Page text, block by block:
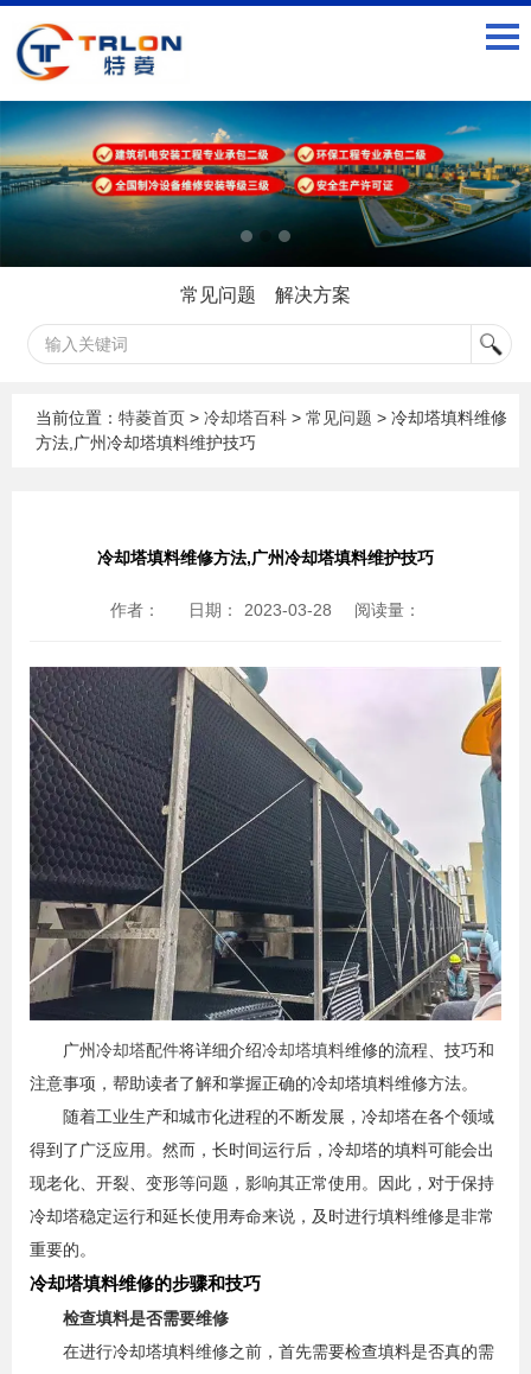
常见问题 解决方案
当前位置： 特菱首页 > 冷却塔百科 > 常见问题 > 冷却塔填料维修
方法,广州冷却塔填料维护技巧
冷却塔填料维修方法,广州冷却塔填料维护技巧
作者： 日期： 2023-03-28 阅读量：
广州冷却塔配件将详细介绍冷却塔填料维修的流程、技巧和
注意事项，帮助读者了解和掌握正确的冷却塔填料维修方法。
随着工业生产和城市化进程的不断发展，冷却塔在各个领域
得到了广泛应用。然而，长时间运行后，冷却塔的填料可能会出
现老化、开裂、变形等问题，影响其正常使用。因此，对于保持
冷却塔稳定运行和延长使用寿命来说，及时进行填料维修是非常
重要的。
冷却塔填料维修的步骤和技巧
检查填料是否需要维修
在进行冷却塔填料维修之前，首先需要检查填料是否真的需